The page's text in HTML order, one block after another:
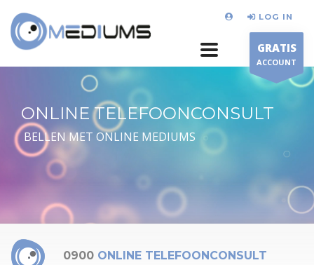
LOG IN
GRATIS
ACCOUNT
ONLINE TELEFOONCONSULT
BELLEN MET ONLINE MEDIUMS
0900 ONLINE TELEFOONCONSULT